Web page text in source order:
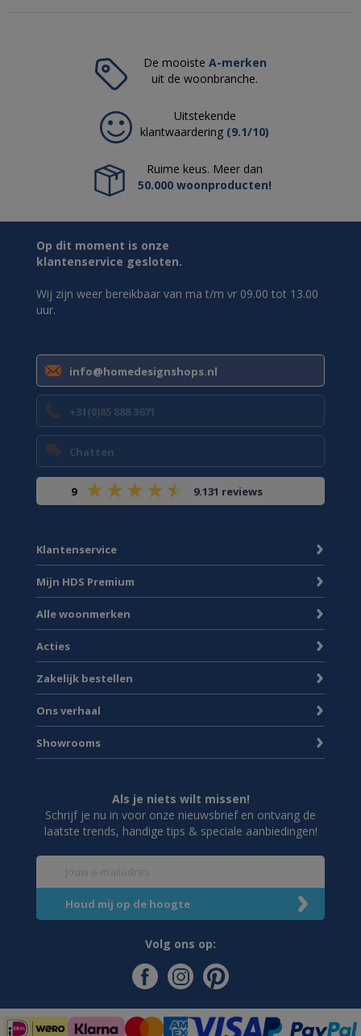
De mooiste A-merken
uit de woonbranche.
Uitstekende
klantwaardering (9.1/10)
Ruime keus. Meer dan
50.000 woonproducten!
Op dit moment is onze
klantenservice gesloten.
Wij zijn weer bereikbaar van ma t/m vr 09.00 tot 13.00
uur.
info@homedesignshops.nl
+31(0)85 888 3671
Chatten
9 9.131 reviews
Klantenservice
Mijn HDS Premium
Alle woonmerken
Acties
Zakelijk bestellen
Ons verhaal
Showrooms
Als je niets wilt missen!
Schrijf je nu in voor onze nieuwsbrief en ontvang de
laatste trends, handige tips & speciale aanbiedingen!
Volg ons op: